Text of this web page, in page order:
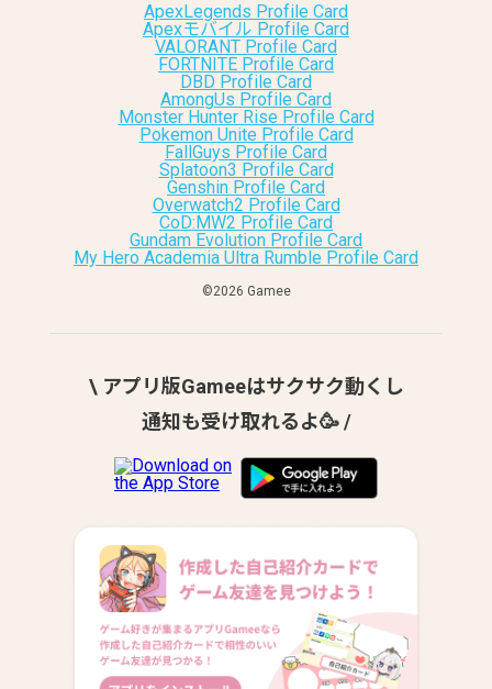
ApexLegends Profile Card
Apexモバイル Profile Card
VALORANT Profile Card
FORTNITE Profile Card
DBD Profile Card
AmongUs Profile Card
Monster Hunter Rise Profile Card
Pokemon Unite Profile Card
FallGuys Profile Card
Splatoon3 Profile Card
Genshin Profile Card
Overwatch2 Profile Card
CoD:MW2 Profile Card
Gundam Evolution Profile Card
My Hero Academia Ultra Rumble Profile Card
©︎2026 Gamee
\ アプリ版Gameeはサクサク動くし
通知も受け取れるよ🥳 /